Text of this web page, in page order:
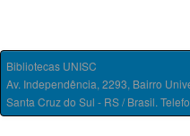
Bibliotecas UNISC
Av. Independência, 2293, Bairro
Santa Cruz do Sul - RS / Brasil.